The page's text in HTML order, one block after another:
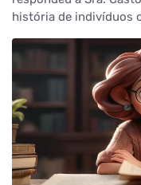
história de indivíduos